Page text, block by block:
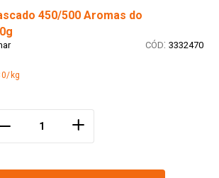
450/500 Aromas do
: 3332470
kg
＋